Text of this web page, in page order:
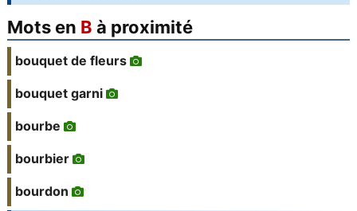
Mots en B à proximité
bouquet de fleurs
bouquet garni
bourbe
bourbier
bourdon